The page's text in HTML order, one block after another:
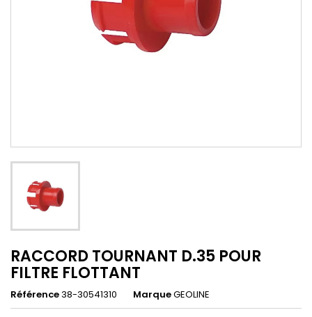
RACCORD TOURNANT D.35 POUR
FILTRE FLOTTANT
Référence38-30541310 MarqueGEOLINE